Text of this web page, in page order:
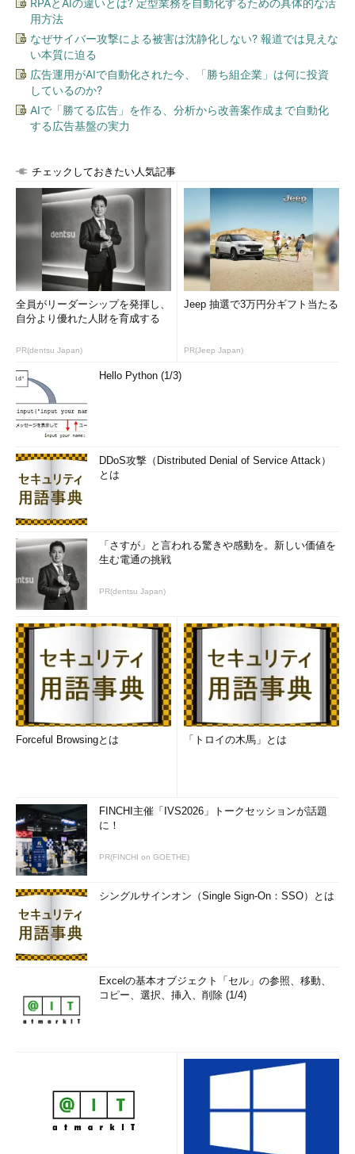
RPAとAIの違いとは? 定型業務を自動化するための具体的な活
用方法
なぜサイバー攻撃による被害は沈静化しない? 報道では見えな
い本質に迫る
広告運用がAIで自動化された今、「勝ち組企業」は何に投資
しているのか?
AIで「勝てる広告」を作る、分析から改善案作成まで自動化
する広告基盤の実力
チェックしておきたい人気記事
全員がリーダーシップを発揮し、
自分より優れた人財を育成する
PR(dentsu Japan)
Jeep 抽選で3万円分ギフト当たる
PR(Jeep Japan)
Hello Python (1/3)
DDoS攻撃（Distributed Denial of Service Attack）
とは
「さすが」と言われる驚きや感動を。新しい価値を
生む電通の挑戦
PR(dentsu Japan)
Forceful Browsingとは 「トロイの木馬」とは
FINCHI主催「IVS2026」トークセッションが話題
に！
PR(FINCHI on GOETHE)
シングルサインオン（Single Sign-On：SSO）とは
Excelの基本オブジェクト「セル」の参照、移動、
コピー、選択、挿入、削除 (1/4)